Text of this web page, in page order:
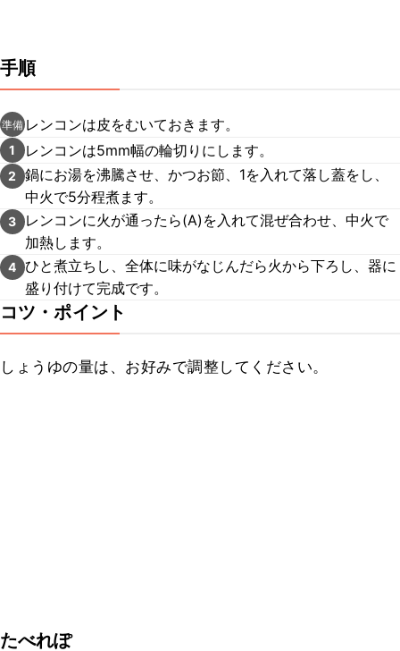
手順
準備 レンコンは皮をむいておきます。
1 レンコンは5mm幅の輪切りにします。
2
鍋にお湯を沸騰させ、かつお節、1を入れて落し蓋をし、
中火で5分程煮ます。
3
レンコンに火が通ったら(A)を入れて混ぜ合わせ、中火で
加熱します。
4 ひと煮立ちし、全体に味がなじんだら火から下ろし、器に
盛り付けて完成です。
コツ・ポイント
しょうゆの量は、お好みで調整してください。
たべれぽ